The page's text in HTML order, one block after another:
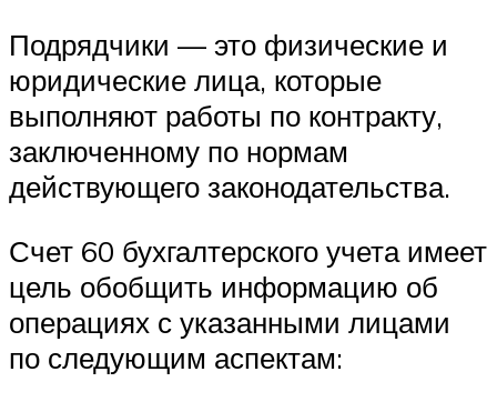
Подрядчики — это физические и
юридические лица, которые
выполняют работы по контракту,
заключенному по нормам
действующего законодательства.
Счет 60 бухгалтерского учета имеет
цель обобщить информацию об
операциях с указанными лицами
по следующим аспектам: